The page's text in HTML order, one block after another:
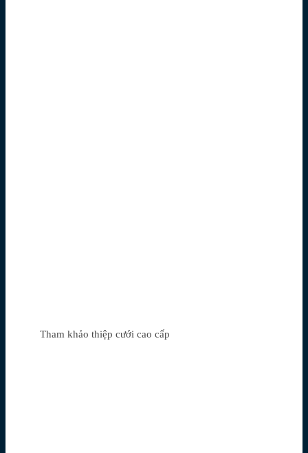
Tham khảo thiệp cưới cao cấp